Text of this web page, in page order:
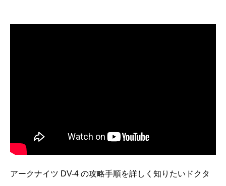
アークナイツ DV-4 の攻略手順を詳しく知りたいドクタ